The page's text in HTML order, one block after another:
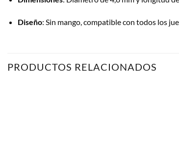
Diseño: Sin mango, compatible con todos los
PRODUCTOS RELACIONADOS